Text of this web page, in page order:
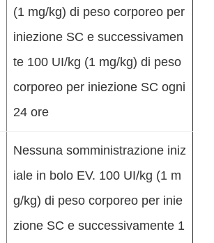
(1 mg/kg) di peso corporeo per
iniezione SC e successivamen
te 100 UI/kg (1 mg/kg) di peso
corporeo per iniezione SC ogni
24 ore
Nessuna somministrazione iniz
iale in bolo EV. 100 UI/kg (1 m
g/kg) di peso corporeo per inie
zione SC e successivamente 1